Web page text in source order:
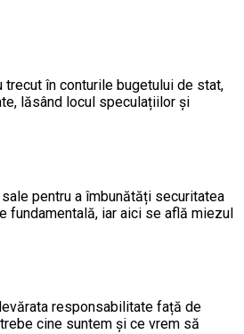
în conturile bugetului de stat,
lăsând locul speculațiilor și
pentru a îmbunătăți securitatea
fundamentală, iar aici se află miezul
responsabilitate față de
cine suntem și ce vrem să